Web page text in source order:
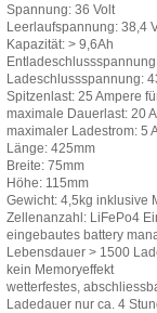
Spannung: 36 Volt
Leerlaufspannung: 38,4
Kapazität: > 9,6Ah
Ladeschlussspannung:
Spitzenlast: 25 Ampere
maximale Dauerlast: 20
maximaler Ladestrom: 5
Länge: 425mm
Breite: 75mm
Höhe: 115mm
Gewicht: 4,5kg inklusive
Zellenanzahl: LiFePo4
eingebautes battery
Lebensdauer > 1500
kein Memoryeffekt
wetterfestes,
Ladedauer nur ca. 4